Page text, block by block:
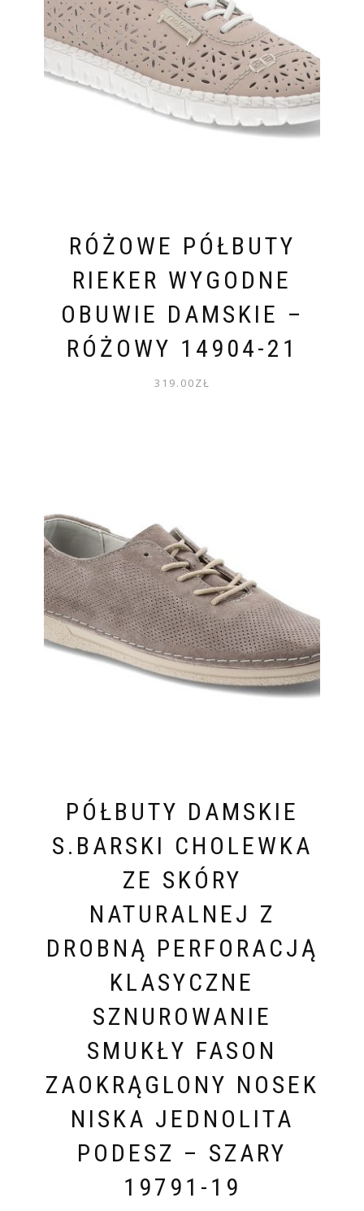
RÓŻOWE PÓŁBUTY
RIEKER WYGODNE
OBUWIE DAMSKIE –
RÓŻOWY 14904-21
319.00ZŁ
PÓŁBUTY DAMSKIE
S.BARSKI CHOLEWKA
ZE SKÓRY
NATURALNEJ Z
DROBNĄ PERFORACJĄ
KLASYCZNE
SZNUROWANIE
SMUKŁY FASON
ZAOKRĄGLONY NOSEK
NISKA JEDNOLITA
PODESZ – SZARY
19791-19